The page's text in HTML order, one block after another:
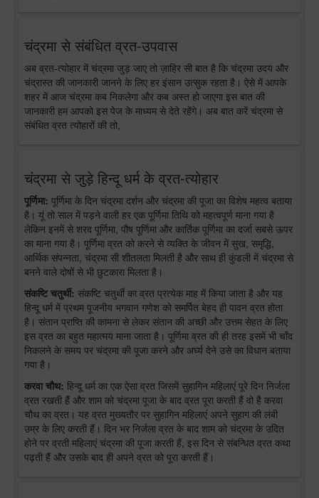
चंद्रमा से संबंधित व्रत-उपवास
अब व्रत-त्योहार में चंद्रमा जुड़ जाए तो ज़ाहिर सी बात है कि चंद्रमा उदय और
चंद्रास्त की जानकारी जानने के लिए हर इंसान उत्सुक रहता है। ऐसे में आपके
शहर में आज चंद्रमा कब निकलेगा और कब अस्त हो जाएगा इस बात की
जानकारी हम आपको इस पेज के माध्यम से देते रहेंगे। अब बात करें चंद्रमा से
संबंधित व्रत त्योहारों की तो,
चंद्रमा से जुड़े हिन्दू धर्म के व्रत-त्योहार
पूर्णिमा: पूर्णिमा के दिन चंद्रमा दर्शन और चंद्रमा की पूजा का विशेष महत्व बताया
है। यूं तो साल में पड़ने वाली हर एक पूर्णिमा तिथि को महत्वपूर्ण माना गया है
लेकिन इनमें से शरद पूर्णिमा, पौष पूर्णिमा और कार्तिक पूर्णिमा का दर्जा सबसे ऊपर
का माना गया है। पूर्णिमा व्रत को करने से व्यक्ति के जीवन में सुख, समृद्धि,
आर्थिक संपन्नता, चंद्रमा सी शीतलता मिलती है और साथ ही कुंडली में चंद्रमा से
बनने वाले दोषों से भी छुटकारा मिलता है।
संकष्टि चतुर्थी: संकष्टि चतुर्थी का व्रत प्रत्येक माह में किया जाता है और यह
हिन्दू धर्म में प्रथम पूजनीय भगवान गणेश को समर्पित बेहद ही पावन व्रत होता
है। संतान प्राप्ति की कामना से लेकर संतान की अच्छी और उत्तम सेहत के लिए
इस व्रत का बहुत महात्मय माना जाता है। पूर्णिमा व्रत की ही तरह इसमें भी चाँद
निकलने के समय पर चंद्रमा की पूजा करने और अर्घ्य देने उसे का विधान बताया
गया है।
करवा चौथ: हिन्दू धर्म का एक ऐसा व्रत जिसमें सुहागिन महिलाएं पूरे दिन निर्जला
व्रत रखती हैं और शाम को चंद्रमा पूजा के बाद व्रत पूरा करती हैं वो है करवा
चौथ का व्रत। यह व्रत मुख्यतौर पर सुहागिन महिलाएं अपने सुहाग की लंबी
उम्र के लिए करती हैं। दिन भर निर्जला व्रत के बाद शाम को चंद्रमा के उदित
होने पर व्रती महिलाएं चंद्रमा की पूजा करती हैं, इस दिन से संबन्धित व्रत कथा
पढ़ती हैं और उसके बाद ही अपने व्रत को पूरा करती हैं।